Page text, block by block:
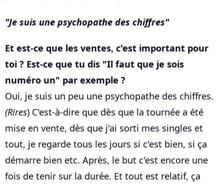
Je suis une psychopathe des chiffres
Et est-ce que les ventes, c'est important pour
toi ? Est-ce que tu dis "Il faut que je sois
numéro un" par exemple ?
Oui, je suis un peu une psychopathe des chiffres.
(Rires) C'est-à-dire que dès que la tournée a été
mise en vente, dès que j'ai sorti mes singles et
tout, je regarde tous les jours si c'est bien, si ça
démarre bien etc. Après, le but c'est encore une
fois de tenir sur la durée. Et tout est relatif, ça